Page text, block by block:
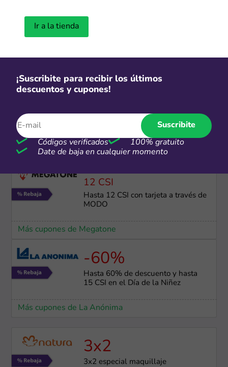
-15%
La Nación
-40%
productos seleccionados
Más cupones de Alibaba
12 CSI
Hasta 12 CSI con tarjeta a través de
MODO
Más cupones de Megatone
-60%
Hasta 60% de descuento y hasta
15 CSI en el Día de la Niñez
Más cupones de La Anónima
3x2
3x2 especial maquillaje
Ir a la tienda
¡Suscribite para recibir los últimos
descuentos y cupones!
Suscribite
Códigos verificados
100% gratuito
Date de baja en cualquier momento